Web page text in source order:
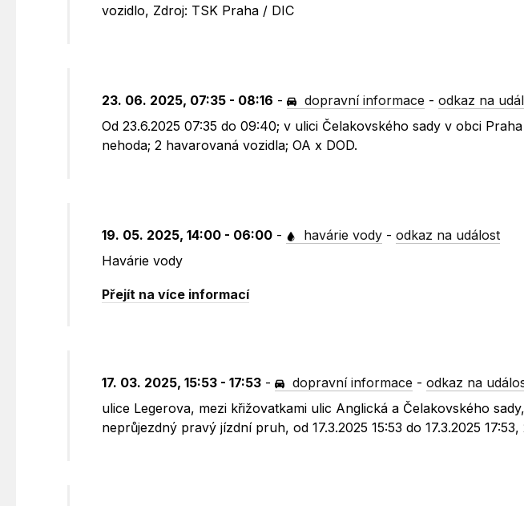
vozidlo, Zdroj: TSK Praha / DIC
23. 06. 2025, 07:35 - 08:16 - dopravní informace -odkaz na
Od 23.6.2025 07:35 do 09:40; v ulici Čelakovského sady v obci
nehoda; 2 havarovaná vozidla; OA x DOD.
19. 05. 2025, 14:00 - 06:00 - havárie vody -odkaz na událost
Havárie vody
Přejít na více informací
17. 03. 2025, 15:53 - 17:53 - dopravní informace -odkaz na
ulice Legerova, mezi křižovatkami ulic Anglická a Čelakovského
neprůjezdný pravý jízdní pruh, od 17.3.2025 15:53 do 17.3.2025